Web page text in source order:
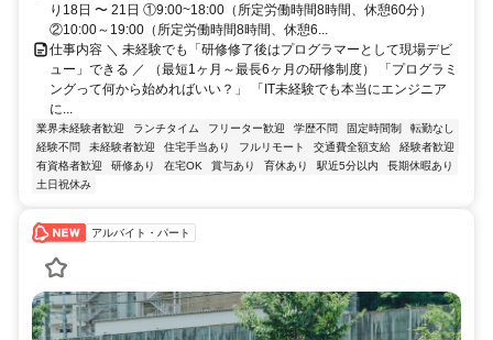
り18日 〜 21日 ①9:00~18:00（所定労働時間8時間、休憩60分）
②10:00～19:00（所定労働時間8時間、休憩6...
仕事内容 ＼ 未経験でも「研修修了後はプログラマーとして現場デビ
ュー」できる ／ （最短1ヶ月～最長6ヶ月の研修制度） 「プログラミ
ングって何から始めればいい？」 「IT未経験でも本当にエンジニア
に...
業界未経験者歓迎 ランチタイム フリーター歓迎 学歴不問 固定時間制
転勤なし
経験不問
未経験者歓迎 住宅手当あり フルリモート 交通費全額支給
経験者歓迎
有資格者歓迎
研修あり 在宅OK 賞与あり 育休あり 駅近5分以内
長期休暇あり
土日祝休み
アルバイト・パート